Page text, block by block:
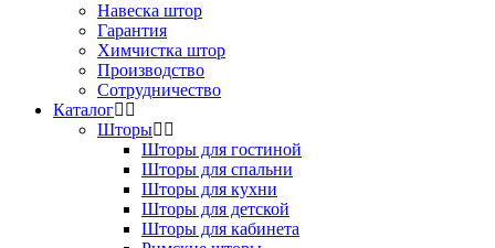
Навеска штор
Гарантия
Химчистка штор
Производство
Сотрудничество
Каталог
Шторы
Шторы для гостиной
Шторы для спальни
Шторы для кухни
Шторы для детской
Шторы для кабинета